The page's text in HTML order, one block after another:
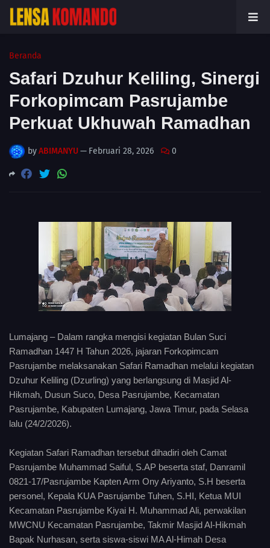
Beranda
Safari Dzuhur Keliling, Sinergi
Forkopimcam Pasrujambe
Perkuat Ukhuwah Ramadhan
byABIMANYU— Februari 28, 2026 0
Lumajang – Dalam rangka mengisi kegiatan Bulan Suci
Ramadhan 1447 H Tahun 2026, jajaran Forkopimcam
Pasrujambe melaksanakan Safari Ramadhan melalui kegiatan
Dzuhur Keliling (Dzurling) yang berlangsung di Masjid Al-
Hikmah, Dusun Suco, Desa Pasrujambe, Kecamatan
Pasrujambe, Kabupaten Lumajang, Jawa Timur, pada Selasa
lalu (24/2/2026).
Kegiatan Safari Ramadhan tersebut dihadiri oleh Camat
Pasrujambe Muhammad Saiful, S.AP beserta staf, Danramil
0821-17/Pasrujambe Kapten Arm Ony Ariyanto, S.H beserta
personel, Kepala KUA Pasrujambe Tuhen, S.HI, Ketua MUI
Kecamatan Pasrujambe Kiyai H. Muhammad Ali, perwakilan
MWCNU Kecamatan Pasrujambe, Takmir Masjid Al-Hikmah
Bapak Nurhasan, serta siswa-siswi MA Al-Himah Desa